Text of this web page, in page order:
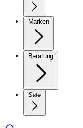
Marken
Beratung
Sale